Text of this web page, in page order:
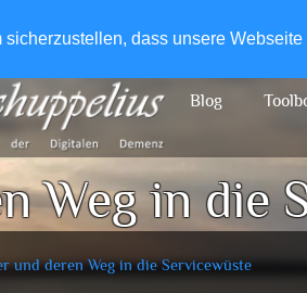
dass unsere Webseite
Blog
Weg in die
und deren Weg in die Servicewüste